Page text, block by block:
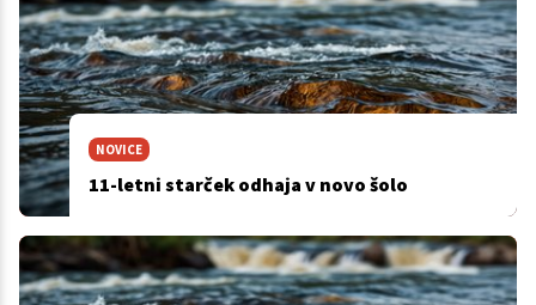
NOVICE
11-letni starček odhaja v novo šolo